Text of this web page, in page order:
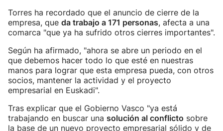
Torres ha recordado que el anuncio de cierre de la
empresa, que da trabajo a 171 personas, afecta a una
comarca "que ya ha sufrido otros cierres importantes".
Según ha afirmado, "ahora se abre un periodo en el
que debemos hacer todo lo que esté en nuestras
manos para lograr que esta empresa pueda, con otros
socios, mantener la actividad y el proyecto
empresarial en Euskadi".
Tras explicar que el Gobierno Vasco "ya está
trabajando en buscar una solución al conflicto sobre
la base de un nuevo proyecto empresarial sólido y de